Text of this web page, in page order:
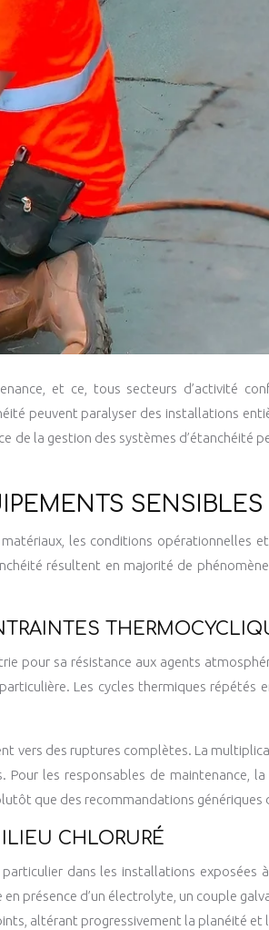
et ce, tous secteurs d’activité
peuvent paralyser des installations
la gestion des systèmes d’étanchéité
SENSIBLES
les conditions opérationnelles
résultent en majorité de
pour sa résistance aux agents
Les cycles thermiques répétés
vers des ruptures complètes. La
les responsables de maintenance,
que des recommandations génériques
CHLORURÉ
dans les installations exposées
présence d’un électrolyte, un couple
altérant progressivement la planéité et